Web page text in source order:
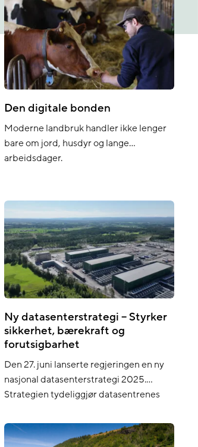
Den digitale bonden
Moderne landbruk handler ikke lenger
bare om jord, husdyr og lange
arbeidsdager.
Ny datasenterstrategi – Styrker
sikkerhet, bærekraft og
forutsigbarhet
Den 27. juni lanserte regjeringen en ny
nasjonal datasenterstrategi 2025.
Strategien tydeliggjør datasentrenes
mål for en bærekraftig, sikker og
samfunnsnyttig næring. For